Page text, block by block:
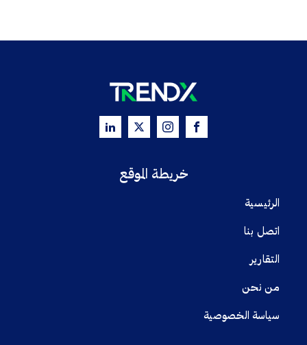
خريطة الموقع
الرئيسية
اتصل بنا
التقارير
من نحن
سياسة الخصوصية